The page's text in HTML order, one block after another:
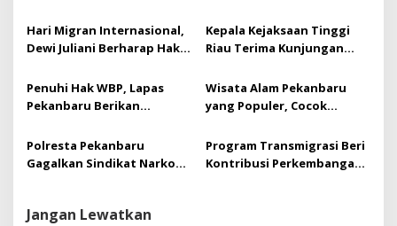
Kasus Korupsi ADK
Turnamen futsal Se Riau
Hari Migran Internasional,
Dewi Juliani Berharap Hak
Dilindungi dan Dihormati
Kepala Kejaksaan Tinggi
Riau Terima Kunjungan
Silaturrahmi Pimpinan PT.
Bumi Siak Pusako (BSP)
Penuhi Hak WBP, Lapas
Pekanbaru Berikan
Kepada 12 Orang WBP
Wisata Alam Pekanbaru
yang Populer, Cocok
Akhir Tahun
Polresta Pekanbaru
Gagalkan Sindikat Narkoba
Program Transmigrasi Beri
Kontribusi Perkembangan
Jangan Lewatkan